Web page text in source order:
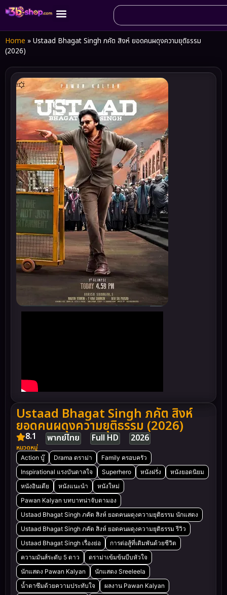
Home » Ustaad Bhagat Singh ภคัต สิงห์ ยอดคนผดุงความยุติธรรม
(2026)
Ustaad Bhagat Singh ภคัต สิงห์
ยอดคนผดุงความยุติธรรม (2026)
8.1 พากย์ไทย Full HD 2026
หมวดหมู่
Action บู๊ Drama ดราม่า
Family ครอบครัว
Inspirational แรงบันดาลใจ
Superhero หนังฝรั่ง
หนังยอดนิยม
หนังอินเดีย
หนังแนะนำ
หนังใหม่
Pawan Kalyan บทบาทน่าจับตามอง
Ustaad Bhagat Singh ภคัต สิงห์ ยอดคนผดุงความยุติธรรม นักแสดง
Ustaad Bhagat Singh ภคัต สิงห์ ยอดคนผดุงความยุติธรรม รีวิว
Ustaad Bhagat Singh เรื่องย่อ
การต่อสู้ที่เดิมพันด้วยชีวิต
ความมันส์ระดับ 5 ดาว
ดราม่าเข้มข้นบีบหัวใจ
นักแสดง Pawan Kalyan
นักแสดง Sreeleela
น้ำตาซึมด้วยความประทับใจ
ผลงาน Pawan Kalyan